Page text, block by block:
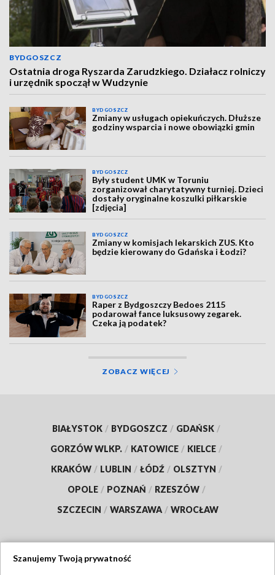
BYDGOSZCZ
Ostatnia droga Ryszarda Zarudzkiego. Działacz rolniczy
i urzędnik spoczął w Wudzynie
BYDGOSZCZ
Zmiany w usługach opiekuńczych. Dłuższe
godziny wsparcia i nowe obowiązki gmin
BYDGOSZCZ
Były student UMK w Toruniu
zorganizował charytatywny turniej. Dzieci
dostały oryginalne koszulki piłkarskie
[zdjęcia]
BYDGOSZCZ
Zmiany w komisjach lekarskich ZUS. Kto
będzie kierowany do Gdańska i Łodzi?
BYDGOSZCZ
Raper z Bydgoszczy Bedoes 2115
podarował fance luksusowy zegarek.
Czeka ją podatek?
ZOBACZ WIĘCEJ
BIAŁYSTOK / BYDGOSZCZ / GDAŃSK /
GORZÓW WLKP. / KATOWICE / KIELCE /
KRAKÓW / LUBLIN / ŁÓDŹ / OLSZTYN /
OPOLE / POZNAŃ / RZESZÓW /
SZCZECIN / WARSZAWA / WROCŁAW
Szanujemy Twoją prywatność